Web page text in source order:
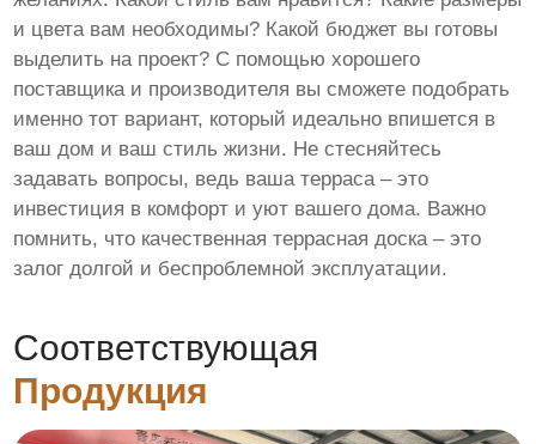
и цвета вам необходимы? Какой бюджет вы готовы
выделить на проект? С помощью хорошего
поставщика и производителя вы сможете подобрать
именно тот вариант, который идеально впишется в
ваш дом и ваш стиль жизни. Не стесняйтесь
задавать вопросы, ведь ваша терраса – это
инвестиция в комфорт и уют вашего дома. Важно
помнить, что качественная террасная доска – это
залог долгой и беспроблемной эксплуатации.
Соответствующая
Продукция